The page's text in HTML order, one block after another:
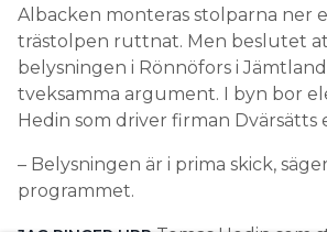
Albacken monteras stolparna ner
trästolpen ruttnat. Men beslutet
belysningen i Rönnöfors i
tveksamma argument. I byn bor
Hedin som driver firman Dvärsätts
– Belysningen är i prima skick,
programmet.